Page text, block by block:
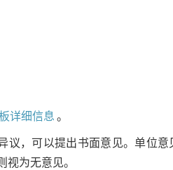
详细信息 。
，可以提出书面意见。单位意
为无意见。